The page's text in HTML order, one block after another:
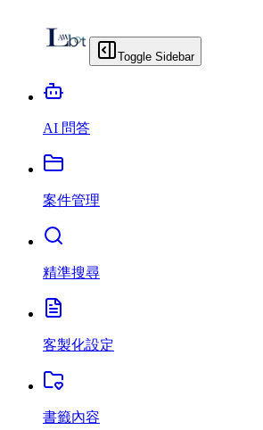
Toggle Sidebar
AI 問答
案件管理
精準搜尋
客製化設定
書籤內容